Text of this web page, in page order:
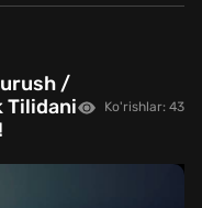
/
Tilidani
Ko'rishlar: 43